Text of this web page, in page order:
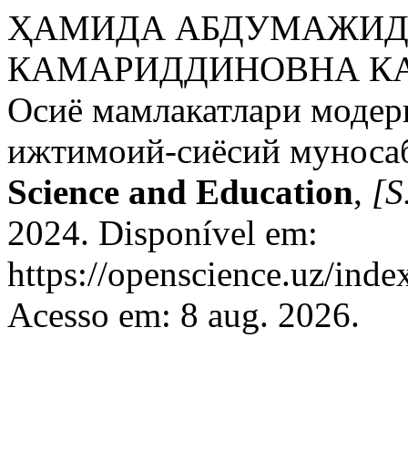
ҲАМИДА
КАМАРИДДИНОВНА
Осиё мамлакатлари
ижтимоий-сиёсий
Science and Education,
2024. Disponível em:
https://openscience.uz/
Acesso em: 8 aug. 2026.